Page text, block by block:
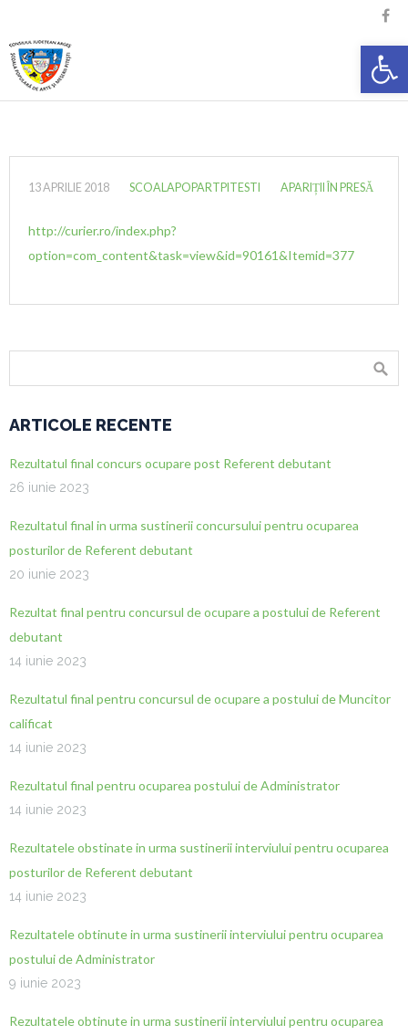
Deschide

13 APRILIE 2018 SCOALAPOPARTPITESTI APARIȚII ÎN PRESĂ
http://curier.ro/index.php?
option=com_content&task=view&id=90161&Itemid=377
ARTICOLE RECENTE
Rezultatul final concurs ocupare post Referent debutant
26 iunie 2023
Rezultatul final in urma sustinerii concursului pentru ocuparea
posturilor de Referent debutant
20 iunie 2023
Rezultat final pentru concursul de ocupare a postului de Referent
debutant
14 iunie 2023
Rezultatul final pentru concursul de ocupare a postului de Muncitor
calificat
14 iunie 2023
Rezultatul final pentru ocuparea postului de Administrator
14 iunie 2023
Rezultatele obstinate in urma sustinerii interviului pentru ocuparea
posturilor de Referent debutant
14 iunie 2023
Rezultatele obtinute in urma sustinerii interviului pentru ocuparea
postului de Administrator
9 iunie 2023
Rezultatele obtinute in urma sustinerii interviului pentru ocuparea